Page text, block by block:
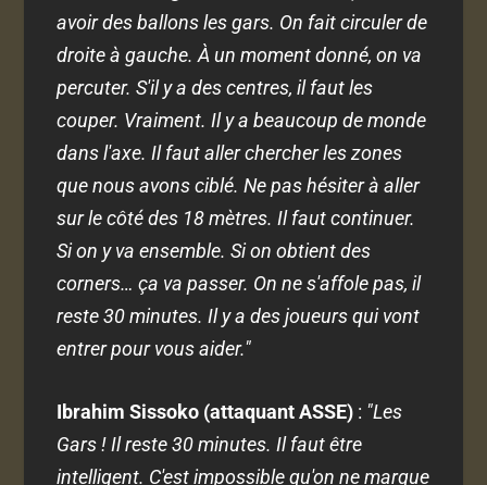
avoir des ballons les gars. On fait circuler de
droite à gauche. À un moment donné, on va
percuter. S'il y a des centres, il faut les
couper. Vraiment. Il y a beaucoup de monde
dans l'axe. Il faut aller chercher les zones
que nous avons ciblé. Ne pas hésiter à aller
sur le côté des 18 mètres. Il faut continuer.
Si on y va ensemble. Si on obtient des
corners… ça va passer. On ne s'affole pas, il
reste 30 minutes. Il y a des joueurs qui vont
entrer pour vous aider."
Ibrahim Sissoko (attaquant ASSE) : "Les
Gars ! Il reste 30 minutes. Il faut être
intelligent. C'est impossible qu'on ne marque